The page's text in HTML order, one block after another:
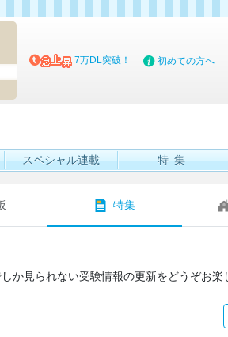
7万DL突破！ 初めての方へ
スペシャル連載 特集
特集
か見られない受験情報の更新をどうぞお楽